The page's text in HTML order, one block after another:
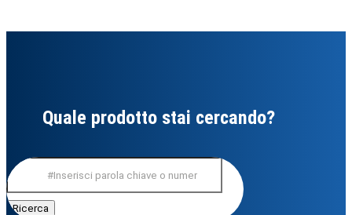
Quale prodotto stai cercando?
Cerca: